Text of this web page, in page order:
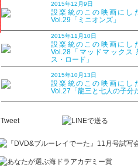
2015年12月9日
設楽統のこの映画に
Vol.29「ミニオンズ」
2015年11月10日
設楽統のこの映画に
Vol.28「マッドマックス
ス・ロード」
2015年10月13日
設楽統のこの映画に
Vol.27「龍三と七人の子分
Tweet
宮殿内の飾り扉の細工や赤や金のオリ
得の美術・衣裳の豪華さにまず目を奪
ンス」。いうまでもなくミュージカル
（byリチャード・バリオスの音声解説）
東洋の王に扮したユル・ブリンナーの
カメラワーク…すべてが完璧に調和す
隅々まで観てほしい。
※2種の日本語吹替音声を収録。テレビ
「王様と私＜製作60周年記
監督／ウォルター・ラング
脚本／アーネスト・レーマン